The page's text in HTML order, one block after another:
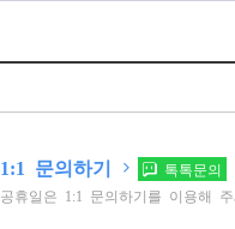
1:1 문의하기
톡톡문의
공휴일은 1:1 문의하기를 이용해 주